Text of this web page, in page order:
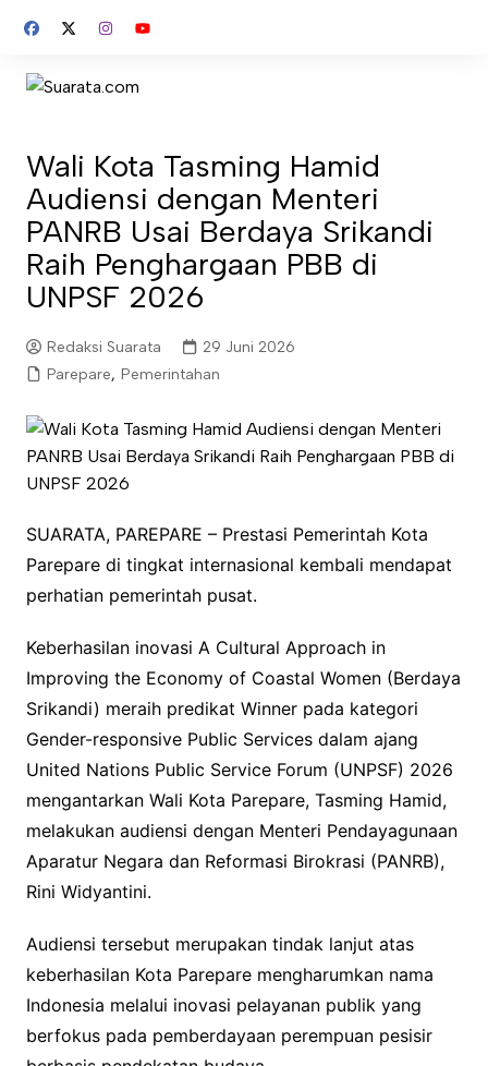
Wali Kota Tasming Hamid
Audiensi dengan Menteri
PANRB Usai Berdaya Srikandi
Raih Penghargaan PBB di
UNPSF 2026
Redaksi Suarata
29 Juni 2026
Parepare, Pemerintahan
SUARATA, PAREPARE – Prestasi Pemerintah Kota
Parepare di tingkat internasional kembali mendapat
perhatian pemerintah pusat.
Keberhasilan inovasi A Cultural Approach in
Improving the Economy of Coastal Women (Berdaya
Srikandi) meraih predikat Winner pada kategori
Gender-responsive Public Services dalam ajang
United Nations Public Service Forum (UNPSF) 2026
mengantarkan Wali Kota Parepare, Tasming Hamid,
melakukan audiensi dengan Menteri Pendayagunaan
Aparatur Negara dan Reformasi Birokrasi (PANRB),
Rini Widyantini.
Audiensi tersebut merupakan tindak lanjut atas
keberhasilan Kota Parepare mengharumkan nama
Indonesia melalui inovasi pelayanan publik yang
berfokus pada pemberdayaan perempuan pesisir